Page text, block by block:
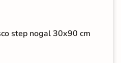
step nogal 30x90 cm